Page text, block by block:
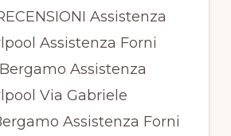
Assistenza
Assistenza Forni
Assistenza
Via Gabriele
Assistenza Forni